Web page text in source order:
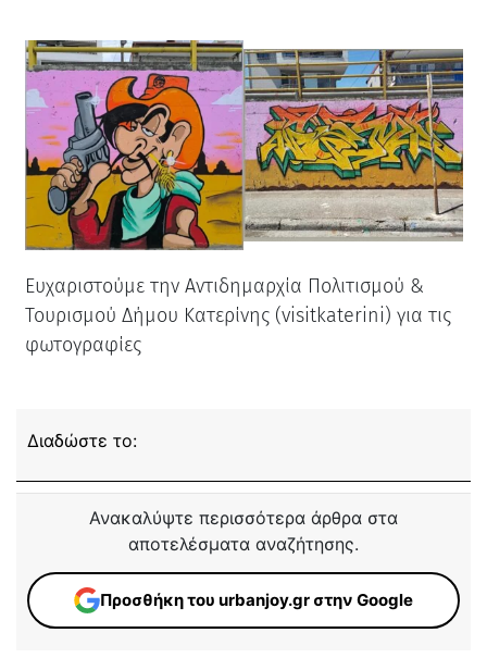
Ευχαριστούμε την Αντιδημαρχία Πολιτισμού &
Τουρισμού Δήμου Κατερίνης (visitkaterini) για τις
φωτογραφίες
Διαδώστε το:
Ανακαλύψτε περισσότερα άρθρα στα
αποτελέσματα αναζήτησης.
Προσθήκη του urbanjoy.gr στην Google